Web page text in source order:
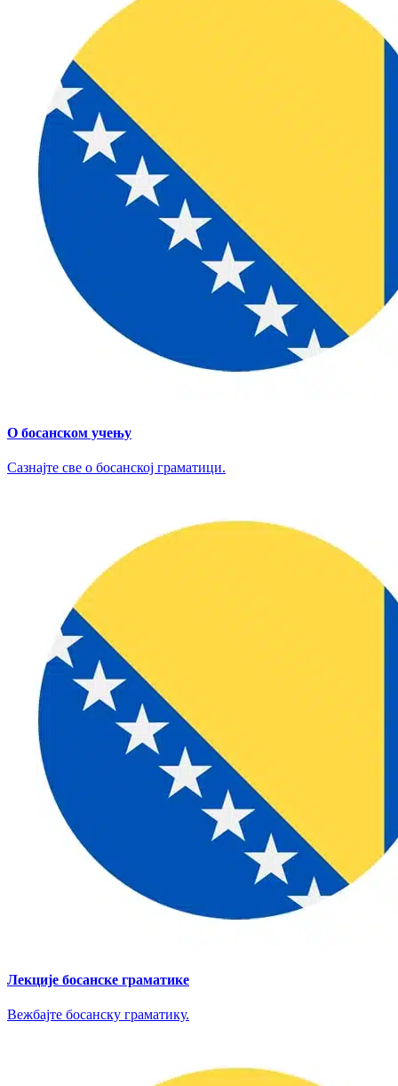
О босанском учењу
Сазнајте све о босанској граматици.
Лекције босанске граматике
Вежбајте босанску граматику.